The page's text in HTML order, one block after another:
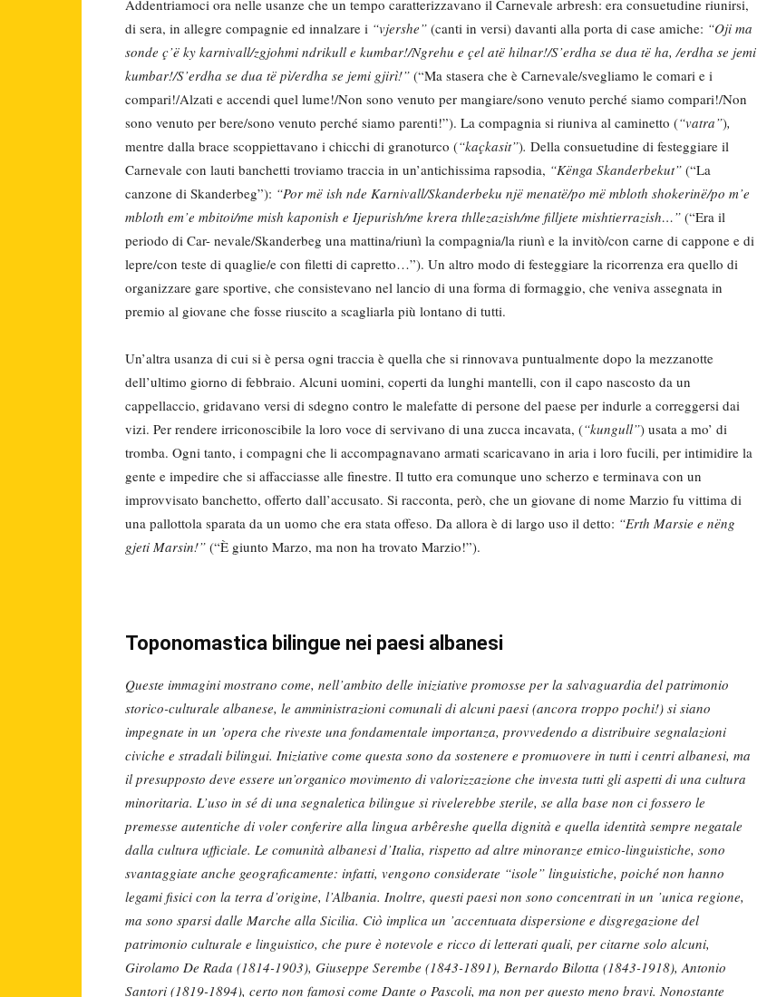
Addentriamoci ora nelle usanze che un tempo caratterizzavano il Carnevale arbresh: era consuetudine riunirsi,
di sera, in allegre compagnie ed innalzare i “vjershe” (canti in versi) davanti alla porta di case amiche: “Oji ma
sonde ç’ë ky karnivall/zgjohmi ndrikull e kumbar!/Ngrehu e çel atë hilnar!/S’erdha se dua të ha, /erdha se jemi
kumbar!/S’erdha se dua të pì/erdha se jemi gjirì!” (“Ma stasera che è Carnevale/svegliamo le comari e i
compari!/Alzati e accendi quel lume!/Non sono venuto per mangiare/sono venuto perché siamo compari!/Non
sono venuto per bere/sono venuto perché siamo parenti!”). La compagnia si riuniva al caminetto (“vatra”),
mentre dalla brace scoppiettavano i chicchi di granoturco (“kaçkasit”). Della consuetudine di festeggiare il
Carnevale con lauti banchetti troviamo traccia in un’antichissima rapsodia, “Kënga Skanderbekut” (“La
canzone di Skanderbeg”): “Por më ish nde Karnivall/Skanderbeku një menatë/po më mbloth shokerinë/po m’e
mbloth em’e mbitoi/me mish kaponish e Ijepurish/me krera thllezazish/me filljete mishtierrazish…” (“Era il
periodo di Car- nevale/Skanderbeg una mattina/riunì la compagnia/la riunì e la invitò/con carne di cappone e di
lepre/con teste di quaglie/e con filetti di capretto…”). Un altro modo di festeggiare la ricorrenza era quello di
organizzare gare sportive, che consistevano nel lancio di una forma di formaggio, che veniva assegnata in
premio al giovane che fosse riuscito a scagliarla più lontano di tutti.
Un’altra usanza di cui si è persa ogni traccia è quella che si rinnovava puntualmente dopo la mezzanotte
dell’ultimo giorno di febbraio. Alcuni uomini, coperti da lunghi mantelli, con il capo nascosto da un
cappellaccio, gridavano versi di sdegno contro le malefatte di persone del paese per indurle a correggersi dai
vizi. Per rendere irriconoscibile la loro voce di servivano di una zucca incavata, (“kungull”) usata a mo’ di
tromba. Ogni tanto, i compagni che li accompagnavano armati scaricavano in aria i loro fucili, per intimidire la
gente e impedire che si affacciasse alle finestre. Il tutto era comunque uno scherzo e terminava con un
improvvisato banchetto, offerto dall’accusato. Si racconta, però, che un giovane di nome Marzio fu vittima di
una pallottola sparata da un uomo che era stata offeso. Da allora è di largo uso il detto: “Erth Marsie e nëng
gjeti Marsin!” (“È giunto Marzo, ma non ha trovato Marzio!”).
Toponomastica bilingue nei paesi albanesi
Queste immagini mostrano come, nell’ambito delle iniziative promosse per la salvaguardia del patrimonio
storico-culturale albanese, le amministrazioni comunali di alcuni paesi (ancora troppo pochi!) si siano
impegnate in un ’opera che riveste una fondamentale importanza, provvedendo a distribuire segnalazioni
civiche e stradali bilingui. Iniziative come questa sono da sostenere e promuovere in tutti i centri albanesi, ma
il presupposto deve essere un’organico movimento di valorizzazione che investa tutti gli aspetti di una cultura
minoritaria. L’uso in sé di una segnaletica bilingue si rivelerebbe sterile, se alla base non ci fossero le
premesse autentiche di voler conferire alla lingua arbêreshe quella dignità e quella identità sempre negatale
dalla cultura ufficiale. Le comunità albanesi d’Italia, rispetto ad altre minoranze etnico-linguistiche, sono
svantaggiate anche geograficamente: infatti, vengono considerate “isole” linguistiche, poiché non hanno
legami fisici con la terra d’origine, l’Albania. Inoltre, questi paesi non sono concentrati in un ’unica regione,
ma sono sparsi dalle Marche alla Sicilia. Ciò implica un ’accentuata dispersione e disgregazione del
patrimonio culturale e linguistico, che pure è notevole e ricco di letterati quali, per citarne solo alcuni,
Girolamo De Rada (1814-1903), Giuseppe Serembe (1843-1891), Bernardo Bilotta (1843-1918), Antonio
Santori (1819-1894), certo non famosi come Dante o Pascoli, ma non per questo meno bravi. Nonostante